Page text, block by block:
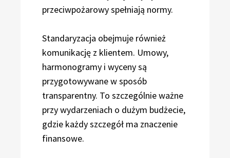
przeciwpożarowy spełniają normy.
Standaryzacja obejmuje również
komunikację z klientem. Umowy,
harmonogramy i wyceny są
przygotowywane w sposób
transparentny. To szczególnie ważne
przy wydarzeniach o dużym budżecie,
gdzie każdy szczegół ma znaczenie
finansowe.